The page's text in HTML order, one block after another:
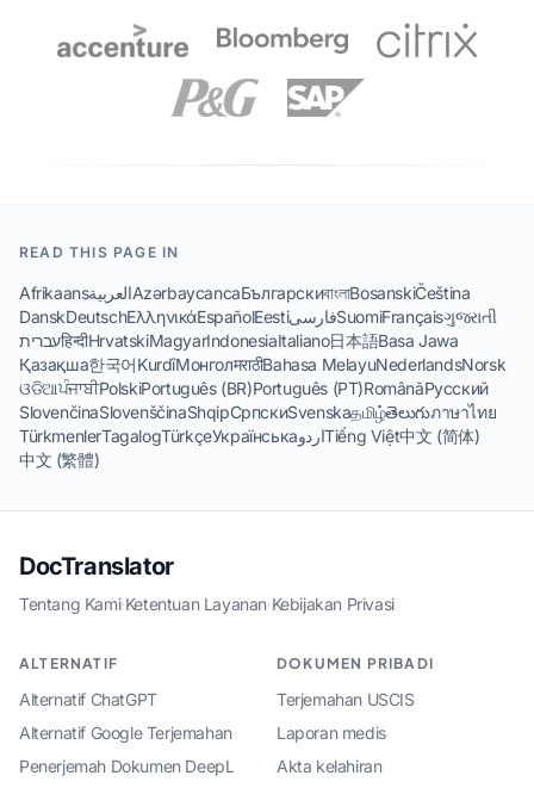
READ THIS PAGE IN
AfrikaansالعربيةAzərbaycancaБългарскиবাংলাBosanskiČeština
DanskDeutschΕλληνικάEspañolEestiفارسیSuomiFrançaisગુજરાતી
עבריתहिन्दीHrvatskiMagyarIndonesiaItaliano日本語Basa Jawa
Қазақша한국어KurdîМонголमराठीBahasa MelayuNederlandsNorsk
ଓଡିଆਪੰਜਾਬੀPolskiPortuguês (BR)Português (PT)RomânăРусский
SlovenčinaSlovenščinaShqipСрпскиSvenskaதமிழ்తెలుగుภาษาไทย
TürkmenlerTagalogTürkçeУкраїнськаاردوTiếng Việt中文 (简体)
中文 (繁體)
DocTranslator
Tentang Kami·Ketentuan Layanan·Kebijakan Privasi
ALTERNATIF
Alternatif ChatGPT
Alternatif Google Terjemahan
Penerjemah Dokumen DeepL
DOKUMEN PRIBADI
Terjemahan USCIS
Laporan medis
Akta kelahiran